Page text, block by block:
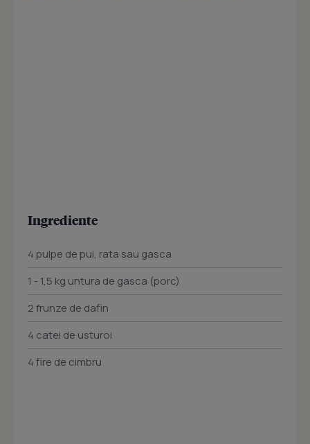
Ingrediente
4 pulpe de pui, rata sau gasca
1 - 1,5 kg untura de gasca (porc)
2 frunze de dafin
4 catei de usturoi
4 fire de cimbru